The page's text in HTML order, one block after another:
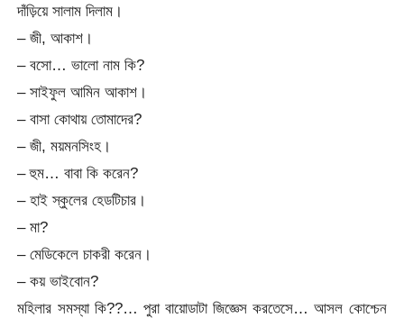
দাঁড়িয়ে সালাম দিলাম।
– জী, আকাশ।
– বসো… ভালো নাম কি?
– সাইফুল আমিন আকাশ।
– বাসা কোথায় তোমাদের?
– জী, ময়মনসিংহ।
– হুম… বাবা কি করেন?
– হাই স্কুলের হেডটিচার।
– মা?
– মেডিকেলে চাকরী করেন।
– কয় ভাইবোন?
মহিলার সমস্যা কি??… পুরা বায়োডাটা জিজ্ঞেস করতেসে… আসল কোশ্চেন